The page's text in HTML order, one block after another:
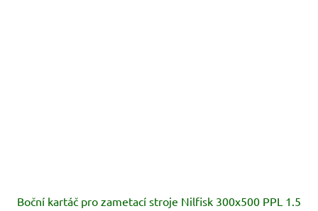
Boční kartáč pro zametací stroje Nilfisk 300x500 PPL 1.5